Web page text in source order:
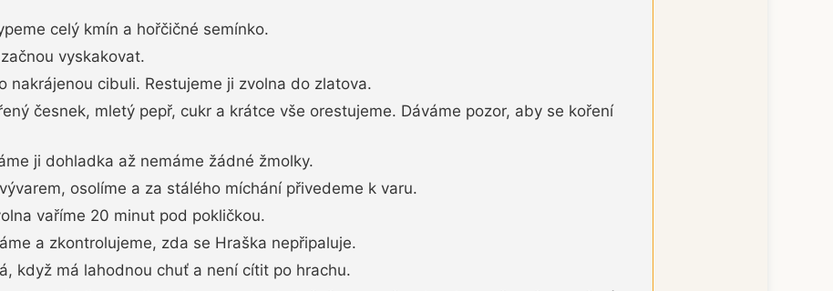
celý kmín a hořčičné semínko.
vyskakovat.
nakrájenou cibuli. Restujeme ji zvolna do zlatova.
česnek, mletý pepř, cukr a krátce vše orestujeme. Dáváme pozor, aby se koření
ji dohladka až nemáme žádné žmolky.
osolíme a za stálého míchání přivedeme k varu.
vaříme 20 minut pod pokličkou.
a zkontrolujeme, zda se Hraška nepřipaluje.
když má lahodnou chuť a není cítit po hrachu.